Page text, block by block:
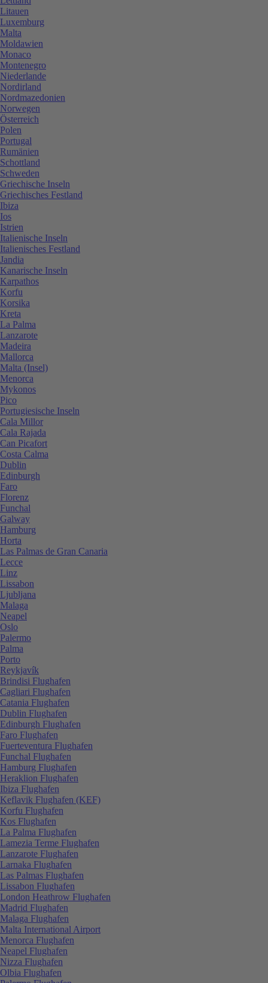
Litauen
Luxemburg
Malta
Moldawien
Monaco
Montenegro
Niederlande
Nordirland
Nordmazedonien
Norwegen
Österreich
Polen
Portugal
Rumänien
Schottland
Schweden
Griechische Inseln
Griechisches Festland
Ibiza
Ios
Istrien
Italienische Inseln
Italienisches Festland
Jandia
Kanarische Inseln
Karpathos
Korfu
Korsika
Kreta
La Palma
Lanzarote
Madeira
Mallorca
Malta (Insel)
Menorca
Mykonos
Pico
Portugiesische Inseln
Cala Millor
Cala Rajada
Can Picafort
Costa Calma
Dublin
Edinburgh
Faro
Florenz
Funchal
Galway
Hamburg
Horta
Las Palmas de Gran Canaria
Lecce
Linz
Lissabon
Ljubljana
Malaga
Neapel
Oslo
Palermo
Palma
Porto
Reykjavík
Brindisi Flughafen
Cagliari Flughafen
Catania Flughafen
Dublin Flughafen
Edinburgh Flughafen
Faro Flughafen
Fuerteventura Flughafen
Funchal Flughafen
Hamburg Flughafen
Heraklion Flughafen
Ibiza Flughafen
Keflavik Flughafen (KEF)
Korfu Flughafen
Kos Flughafen
La Palma Flughafen
Lamezia Terme Flughafen
Lanzarote Flughafen
Larnaka Flughafen
Las Palmas Flughafen
Lissabon Flughafen
London Heathrow Flughafen
Madrid Flughafen
Malaga Flughafen
Malta International Airport
Menorca Flughafen
Neapel Flughafen
Nizza Flughafen
Olbia Flughafen